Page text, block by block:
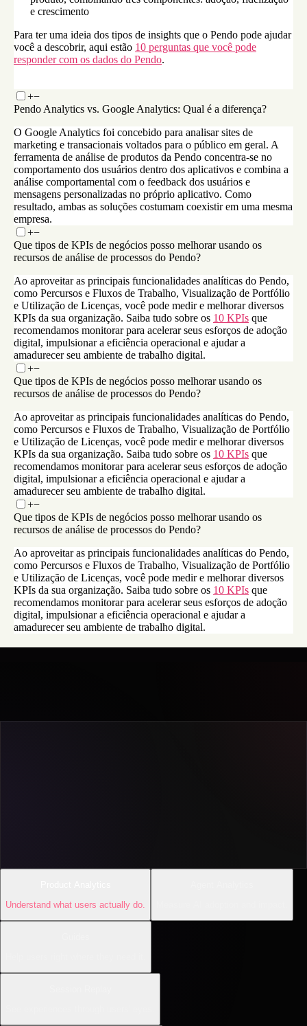
e crescimento
Para ter uma ideia dos tipos de insights que o Pendo pode ajudar
você a descobrir, aqui estão 10 perguntas que você pode
responder com os dados do Pendo.
+−
Pendo Analytics vs. Google Analytics: Qual é a diferença?
O Google Analytics foi concebido para analisar sites de
marketing e transacionais voltados para o público em geral. A
ferramenta de análise de produtos da Pendo concentra-se no
comportamento dos usuários dentro dos aplicativos e combina a
análise comportamental com o feedback dos usuários e
mensagens personalizadas no próprio aplicativo. Como
resultado, ambas as soluções costumam coexistir em uma mesma
empresa.
+−
Que tipos de KPIs de negócios posso melhorar usando os
recursos de análise de processos do Pendo?
Ao aproveitar as principais funcionalidades analíticas do Pendo,
como Percursos e Fluxos de Trabalho, Visualização de Portfólio
e Utilização de Licenças, você pode medir e melhorar diversos
KPIs da sua organização. Saiba tudo sobre os 10 KPIs que
recomendamos monitorar para acelerar seus esforços de adoção
digital, impulsionar a eficiência operacional e ajudar a
amadurecer seu ambiente de trabalho digital.
+−
Que tipos de KPIs de negócios posso melhorar usando os
recursos de análise de processos do Pendo?
Ao aproveitar as principais funcionalidades analíticas do Pendo,
como Percursos e Fluxos de Trabalho, Visualização de Portfólio
e Utilização de Licenças, você pode medir e melhorar diversos
KPIs da sua organização. Saiba tudo sobre os 10 KPIs que
recomendamos monitorar para acelerar seus esforços de adoção
digital, impulsionar a eficiência operacional e ajudar a
amadurecer seu ambiente de trabalho digital.
+−
Que tipos de KPIs de negócios posso melhorar usando os
recursos de análise de processos do Pendo?
Ao aproveitar as principais funcionalidades analíticas do Pendo,
como Percursos e Fluxos de Trabalho, Visualização de Portfólio
e Utilização de Licenças, você pode medir e melhorar diversos
KPIs da sua organização. Saiba tudo sobre os 10 KPIs que
recomendamos monitorar para acelerar seus esforços de adoção
digital, impulsionar a eficiência operacional e ajudar a
amadurecer seu ambiente de trabalho digital.
Understand what users actually do.